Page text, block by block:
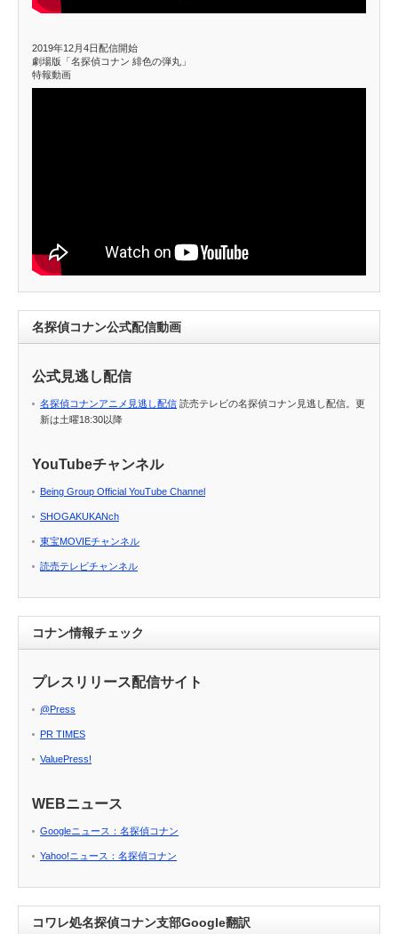
2019年12月4日配信開始
劇場版「名探偵コナン 緋色の弾丸」
特報動画
名探偵コナン公式配信動画
公式見逃し配信
名探偵コナンアニメ見逃し配信 読売テレビの名探偵コナン見逃し配信。更
新は土曜18:30以降
YouTubeチャンネル
Being Group Official YouTube Channel
SHOGAKUKANch
東宝MOVIEチャンネル
読売テレビチャンネル
コナン情報チェック
プレスリリース配信サイト
@Press
PR TIMES
ValuePress!
WEBニュース
Googleニュース：名探偵コナン
Yahoo!ニュース：名探偵コナン
コワレ処名探偵コナン支部Google翻訳